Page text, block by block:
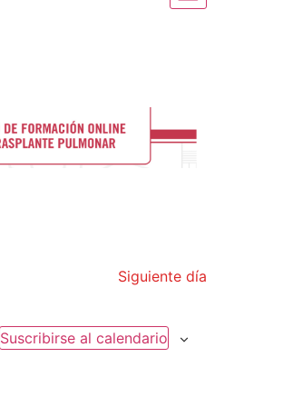
de
Siguiente día
Suscribirse al calendario